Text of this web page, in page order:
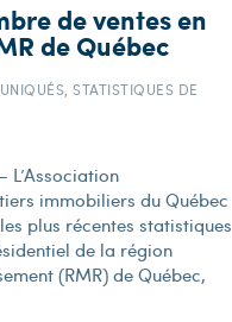
de ventes en
de Québec
STATISTIQUES DE
L’Association
immobiliers du Québec
plus récentes statistiques
de la région
(RMR) de Québec,